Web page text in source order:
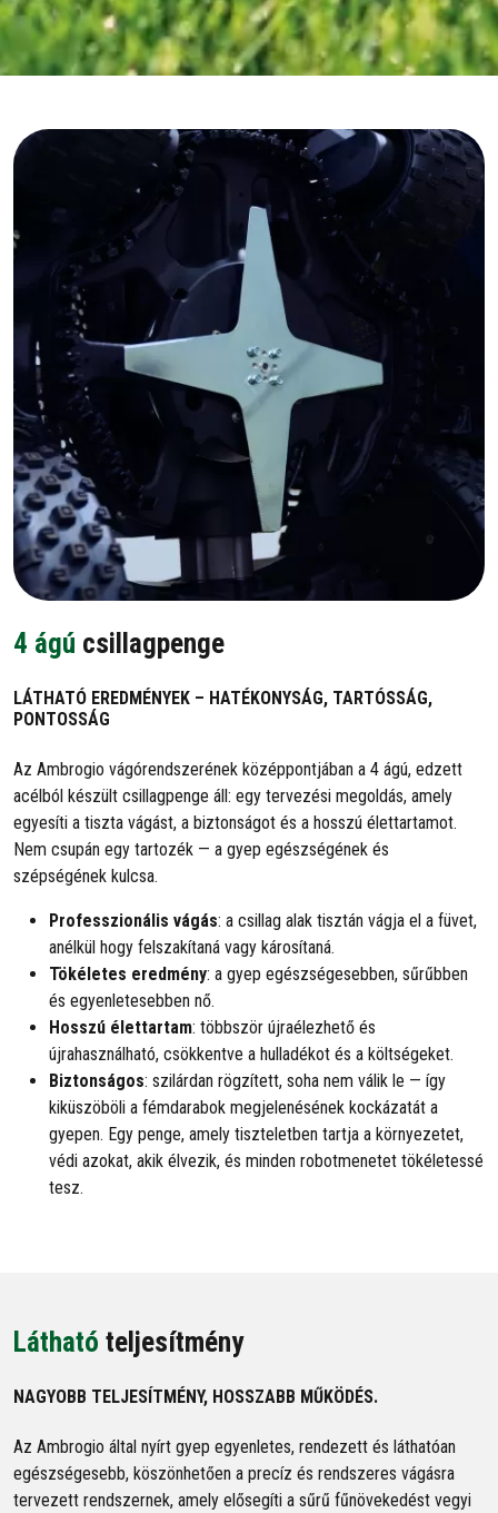
4 ágú csillagpenge
LÁTHATÓ EREDMÉNYEK – HATÉKONYSÁG, TARTÓSSÁG,
PONTOSSÁG
Az Ambrogio vágórendszerének középpontjában a 4 ágú, edzett
acélból készült csillagpenge áll: egy tervezési megoldás, amely
egyesíti a tiszta vágást, a biztonságot és a hosszú élettartamot.
Nem csupán egy tartozék — a gyep egészségének és
szépségének kulcsa.
Professzionális vágás: a csillag alak tisztán vágja el a füvet,
anélkül hogy felszakítaná vagy károsítaná.
Tökéletes eredmény: a gyep egészségesebben, sűrűbben
és egyenletesebben nő.
Hosszú élettartam: többször újraélezhető és
újrahasználható, csökkentve a hulladékot és a költségeket.
Biztonságos: szilárdan rögzített, soha nem válik le — így
kiküszöböli a fémdarabok megjelenésének kockázatát a
gyepen. Egy penge, amely tiszteletben tartja a környezetet,
védi azokat, akik élvezik, és minden robotmenetet tökéletessé
tesz.
Látható teljesítmény
NAGYOBB TELJESÍTMÉNY, HOSSZABB MŰKÖDÉS.
Az Ambrogio által nyírt gyep egyenletes, rendezett és láthatóan
egészségesebb, köszönhetően a precíz és rendszeres vágásra
tervezett rendszernek, amely elősegíti a sűrű fűnövekedést vegyi